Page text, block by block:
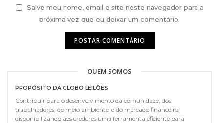
Salve meu nome, email e site neste navegador para a
próxima vez que eu deixar um comentário.
QUEM SOMOS
PROPÓSITO DA GLOBO LEILÕES
Contribuir para o desenvolvimento da comunidade, dos
trabalhadores, do meio ambiente, e do mercado financeiro,
disponibilizando aos credores uma ferramenta eficiente para